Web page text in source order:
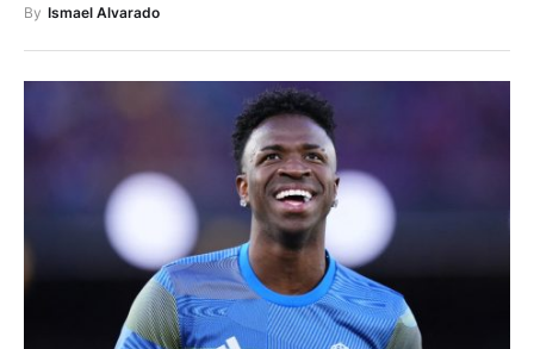
By Ismael Alvarado